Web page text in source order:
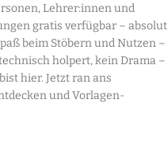
Lehrer:innen und
gratis verfügbar – absolut
beim Stöbern und Nutzen –
holpert, kein Drama –
hier. Jetzt ran ans
und Vorlagen-